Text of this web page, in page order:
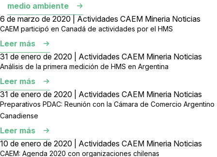
medio ambiente
6 de marzo de 2020 | Actividades CAEM Mineria Noticias
CAEM participó en Canadá de actividades por el HMS
Leer más
31 de enero de 2020 | Actividades CAEM Mineria Noticias
Análisis de la primera medición de HMS en Argentina
Leer más
31 de enero de 2020 | Actividades CAEM Mineria Noticias
Preparativos PDAC: Reunión con la Cámara de Comercio Argentino
Canadiense
Leer más
10 de enero de 2020 | Actividades CAEM Mineria Noticias
CAEM: Agenda 2020 con organizaciones chilenas